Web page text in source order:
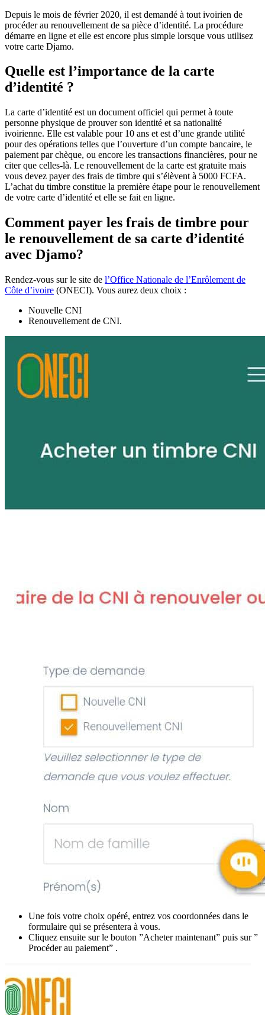
Depuis le mois de février 2020, il est demandé à tout ivoirien de
procéder au renouvellement de sa pièce d’identité. La procédure
démarre en ligne et elle est encore plus simple lorsque vous utilisez
votre carte Djamo.
Quelle est l’importance de la carte
d’identité ?
La carte d’identité est un document officiel qui permet à toute
personne physique de prouver son identité et sa nationalité
ivoirienne. Elle est valable pour 10 ans et est d’une grande utilité
pour des opérations telles que l’ouverture d’un compte bancaire, le
paiement par chèque, ou encore les transactions financières, pour ne
citer que celles-là. Le renouvellement de la carte est gratuite mais
vous devez payer des frais de timbre qui s’élèvent à 5000 FCFA.
L’achat du timbre constitue la première étape pour le renouvellement
de votre carte d’identité et elle se fait en ligne.
Comment payer les frais de timbre pour
le renouvellement de sa carte d’identité
avec Djamo?
Rendez-vous sur le site de l’Office Nationale de l’Enrôlement de
Côte d’ivoire (ONECI). Vous aurez deux choix :
Nouvelle CNI
Renouvellement de CNI.
Une fois votre choix opéré, entrez vos coordonnées dans le
formulaire qui se présentera à vous.
Cliquez ensuite sur le bouton ”Acheter maintenant” puis sur ”
Procéder au paiement” .